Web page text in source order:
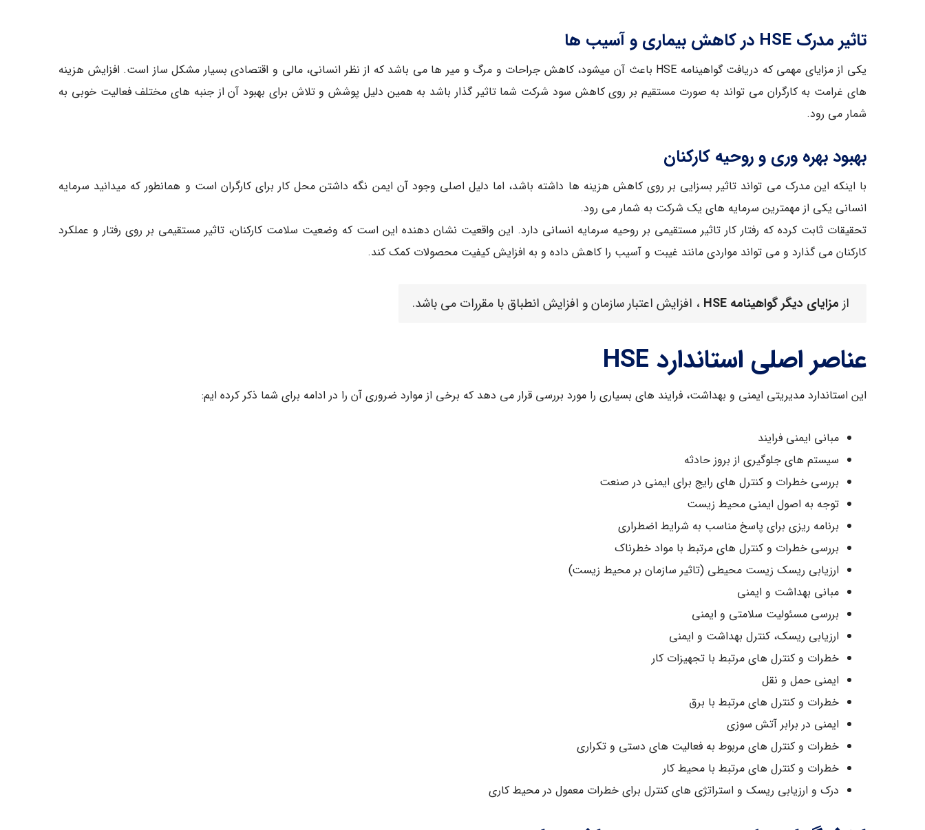
تاثیر مدرک HSE در کاهش بیماری و آسیب ها
یکی از مزایای مهمی که دریافت گواهینامه HSE باعث آن میشود، کاهش جراحات و مرگ و میر ها می باشد که از نظر انسانی، مالی و اقتصادی بسیار مشکل ساز است. افزایش هزینه
های غرامت به کارگران می تواند به صورت مستقیم بر روی کاهش سود شرکت شما تاثیر گذار باشد به همین دلیل پوشش و تلاش برای بهبود آن از جنبه های مختلف فعالیت خوبی به
شمار می رود.
بهبود بهره وری و روحیه کارکنان
با اینکه این مدرک می تواند تاثیر بسزایی بر روی کاهش هزینه ها داشته باشد، اما دلیل اصلی وجود آن ایمن نگه داشتن محل کار برای کارگران است و همانطور که میدانید سرمایه
انسانی یکی از مهمترین سرمایه های یک شرکت به شمار می رود.
تحقیقات ثابت کرده که رفتار کار تاثیر مستقیمی بر روحیه سرمایه انسانی دارد. این واقعیت نشان دهنده این است که وضعیت سلامت کارکنان، تاثیر مستقیمی بر روی رفتار و عملکرد
کارکنان می گذارد و می تواند مواردی مانند غیبت و آسیب را کاهش داده و به افزایش کیفیت محصولات کمک کند.
از مزایای دیگر گواهینامه HSE ، افزایش اعتبار سازمان و افزایش انطباق با مقررات می باشد.
عناصر اصلی استاندارد HSE
این استاندارد مدیریتی ایمنی و بهداشت، فرایند های بسیاری را مورد بررسی قرار می دهد که برخی از موارد ضروری آن را در ادامه برای شما ذکر کرده ایم:
مبانی ایمنی فرایند
سیستم های جلوگیری از بروز حادثه
بررسی خطرات و کنترل های رایج برای ایمنی در صنعت
توجه به اصول ایمنی محیط زیست
برنامه ریزی برای پاسخ مناسب به شرایط اضطراری
بررسی خطرات و کنترل های مرتبط با مواد خطرناک
ارزیابی ریسک زیست محیطی (تاثیر سازمان بر محیط زیست)
مبانی بهداشت و ایمنی
بررسی مسئولیت سلامتی و ایمنی
ارزیابی ریسک، کنترل بهداشت و ایمنی
خطرات و کنترل های مرتبط با تجهیزات کار
ایمنی حمل و نقل
خطرات و کنترل های مرتبط با برق
ایمنی در برابر آتش سوزی
خطرات و کنترل های مربوط به فعالیت های دستی و تکراری
خطرات و کنترل های مرتبط با محیط کار
درک و ارزیابی ریسک و استراتژی های کنترل برای خطرات معمول در محیط کاری